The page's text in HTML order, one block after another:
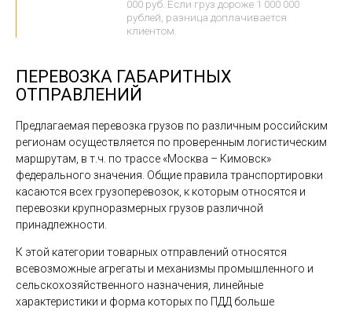
000 руб. Если груз дороже 1 000 000
рублей, разница доплачивается
клиентом.
ПЕРЕВОЗКА ГАБАРИТНЫХ
ОТПРАВЛЕНИЙ
Предлагаемая перевозка грузов по различным российским
регионам осуществляется по проверенным логистическим
маршрутам, в т.ч. по трассе «Москва – Кимовск»
федерального значения. Общие правила транспортировки
касаются всех грузоперевозок, к которым относятся и
перевозки крупноразмерных грузов различной
принадлежности.
К этой категории товарных отправлений относятся
всевозможные агрегаты и механизмы промышленного и
сельскохозяйственного назначения, линейные
характеристики и форма которых по ПДД больше